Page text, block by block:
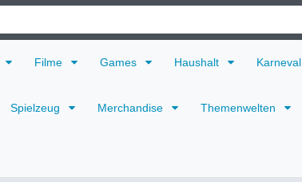
Filme Games Haushalt Karneval
Spielzeug Merchandise Themenwelten